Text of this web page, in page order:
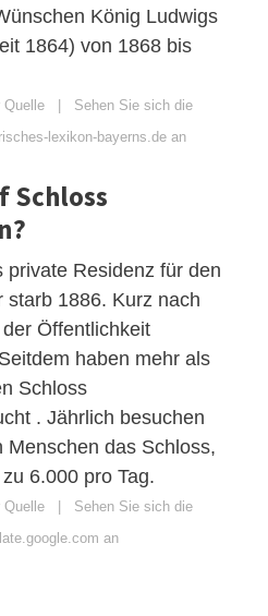
König Ludwigs
1864) von 1868 bis
Quelle | Sehen Sie sich die
lexikon-bayerns.de an
Schloss
private Residenz für den
starb 1886. Kurz nach
Öffentlichkeit
haben mehr als
Schloss
. Jährlich besuchen
Menschen das Schloss,
6.000 pro Tag.
Quelle | Sehen Sie sich die
an